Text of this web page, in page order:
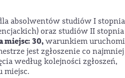
absolwentów studiów I stopnia
oraz studiów II stopnia
miejsc: 30,warunkiem
jest zgłoszenie co najmniej
według kolejności zgłoszeń,
miejsc.